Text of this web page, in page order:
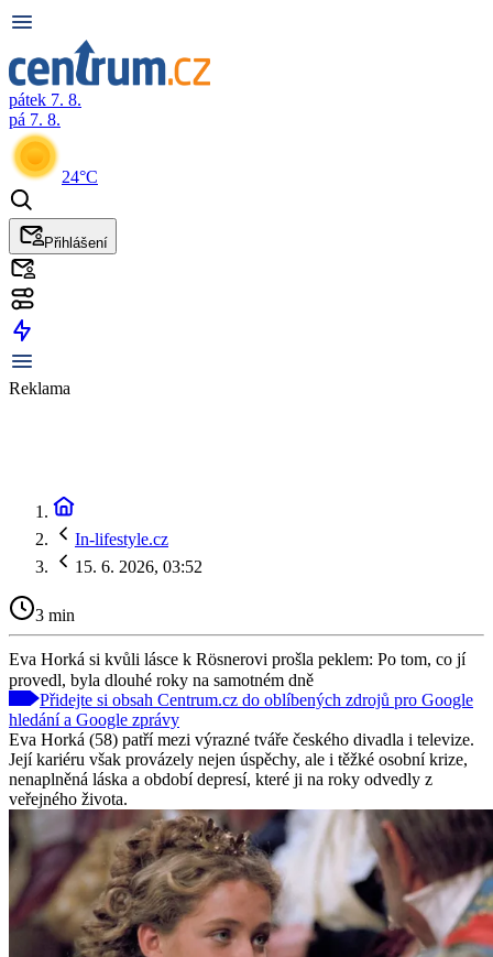
pátek 7. 8.
pá 7. 8.
24°C
Přihlášení
Reklama
In-lifestyle.cz
15. 6. 2026, 03:52
3 min
Eva Horká si kvůli lásce k Rösnerovi prošla peklem: Po tom, co jí
provedl, byla dlouhé roky na samotném dně
Přidejte si obsah Centrum.cz do oblíbených zdrojů pro Google
hledání a Google zprávy
Eva Horká (58) patří mezi výrazné tváře českého divadla i televize.
Její kariéru však provázely nejen úspěchy, ale i těžké osobní krize,
nenaplněná láska a období depresí, které ji na roky odvedly z
veřejného života.